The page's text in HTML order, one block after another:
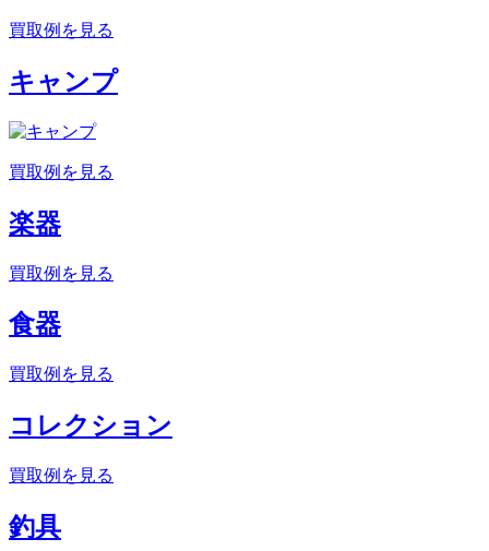
買取例を見る
キャンプ
買取例を見る
楽器
買取例を見る
食器
買取例を見る
コレクション
買取例を見る
釣具